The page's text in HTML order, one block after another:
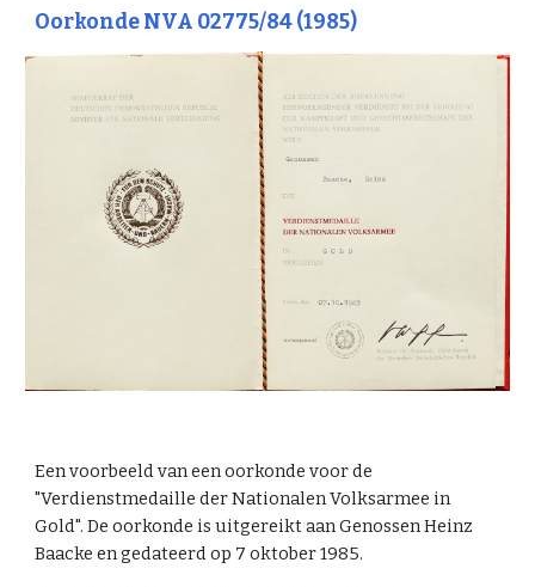
Oorkonde NVA 02775/84 (1985)
Een voorbeeld van een oorkonde voor de
"Verdienstmedaille der Nationalen Volksarmee in
Gold". De oorkonde is uitgereikt aan Genossen Heinz
Baacke en gedateerd op 7 oktober 1985.